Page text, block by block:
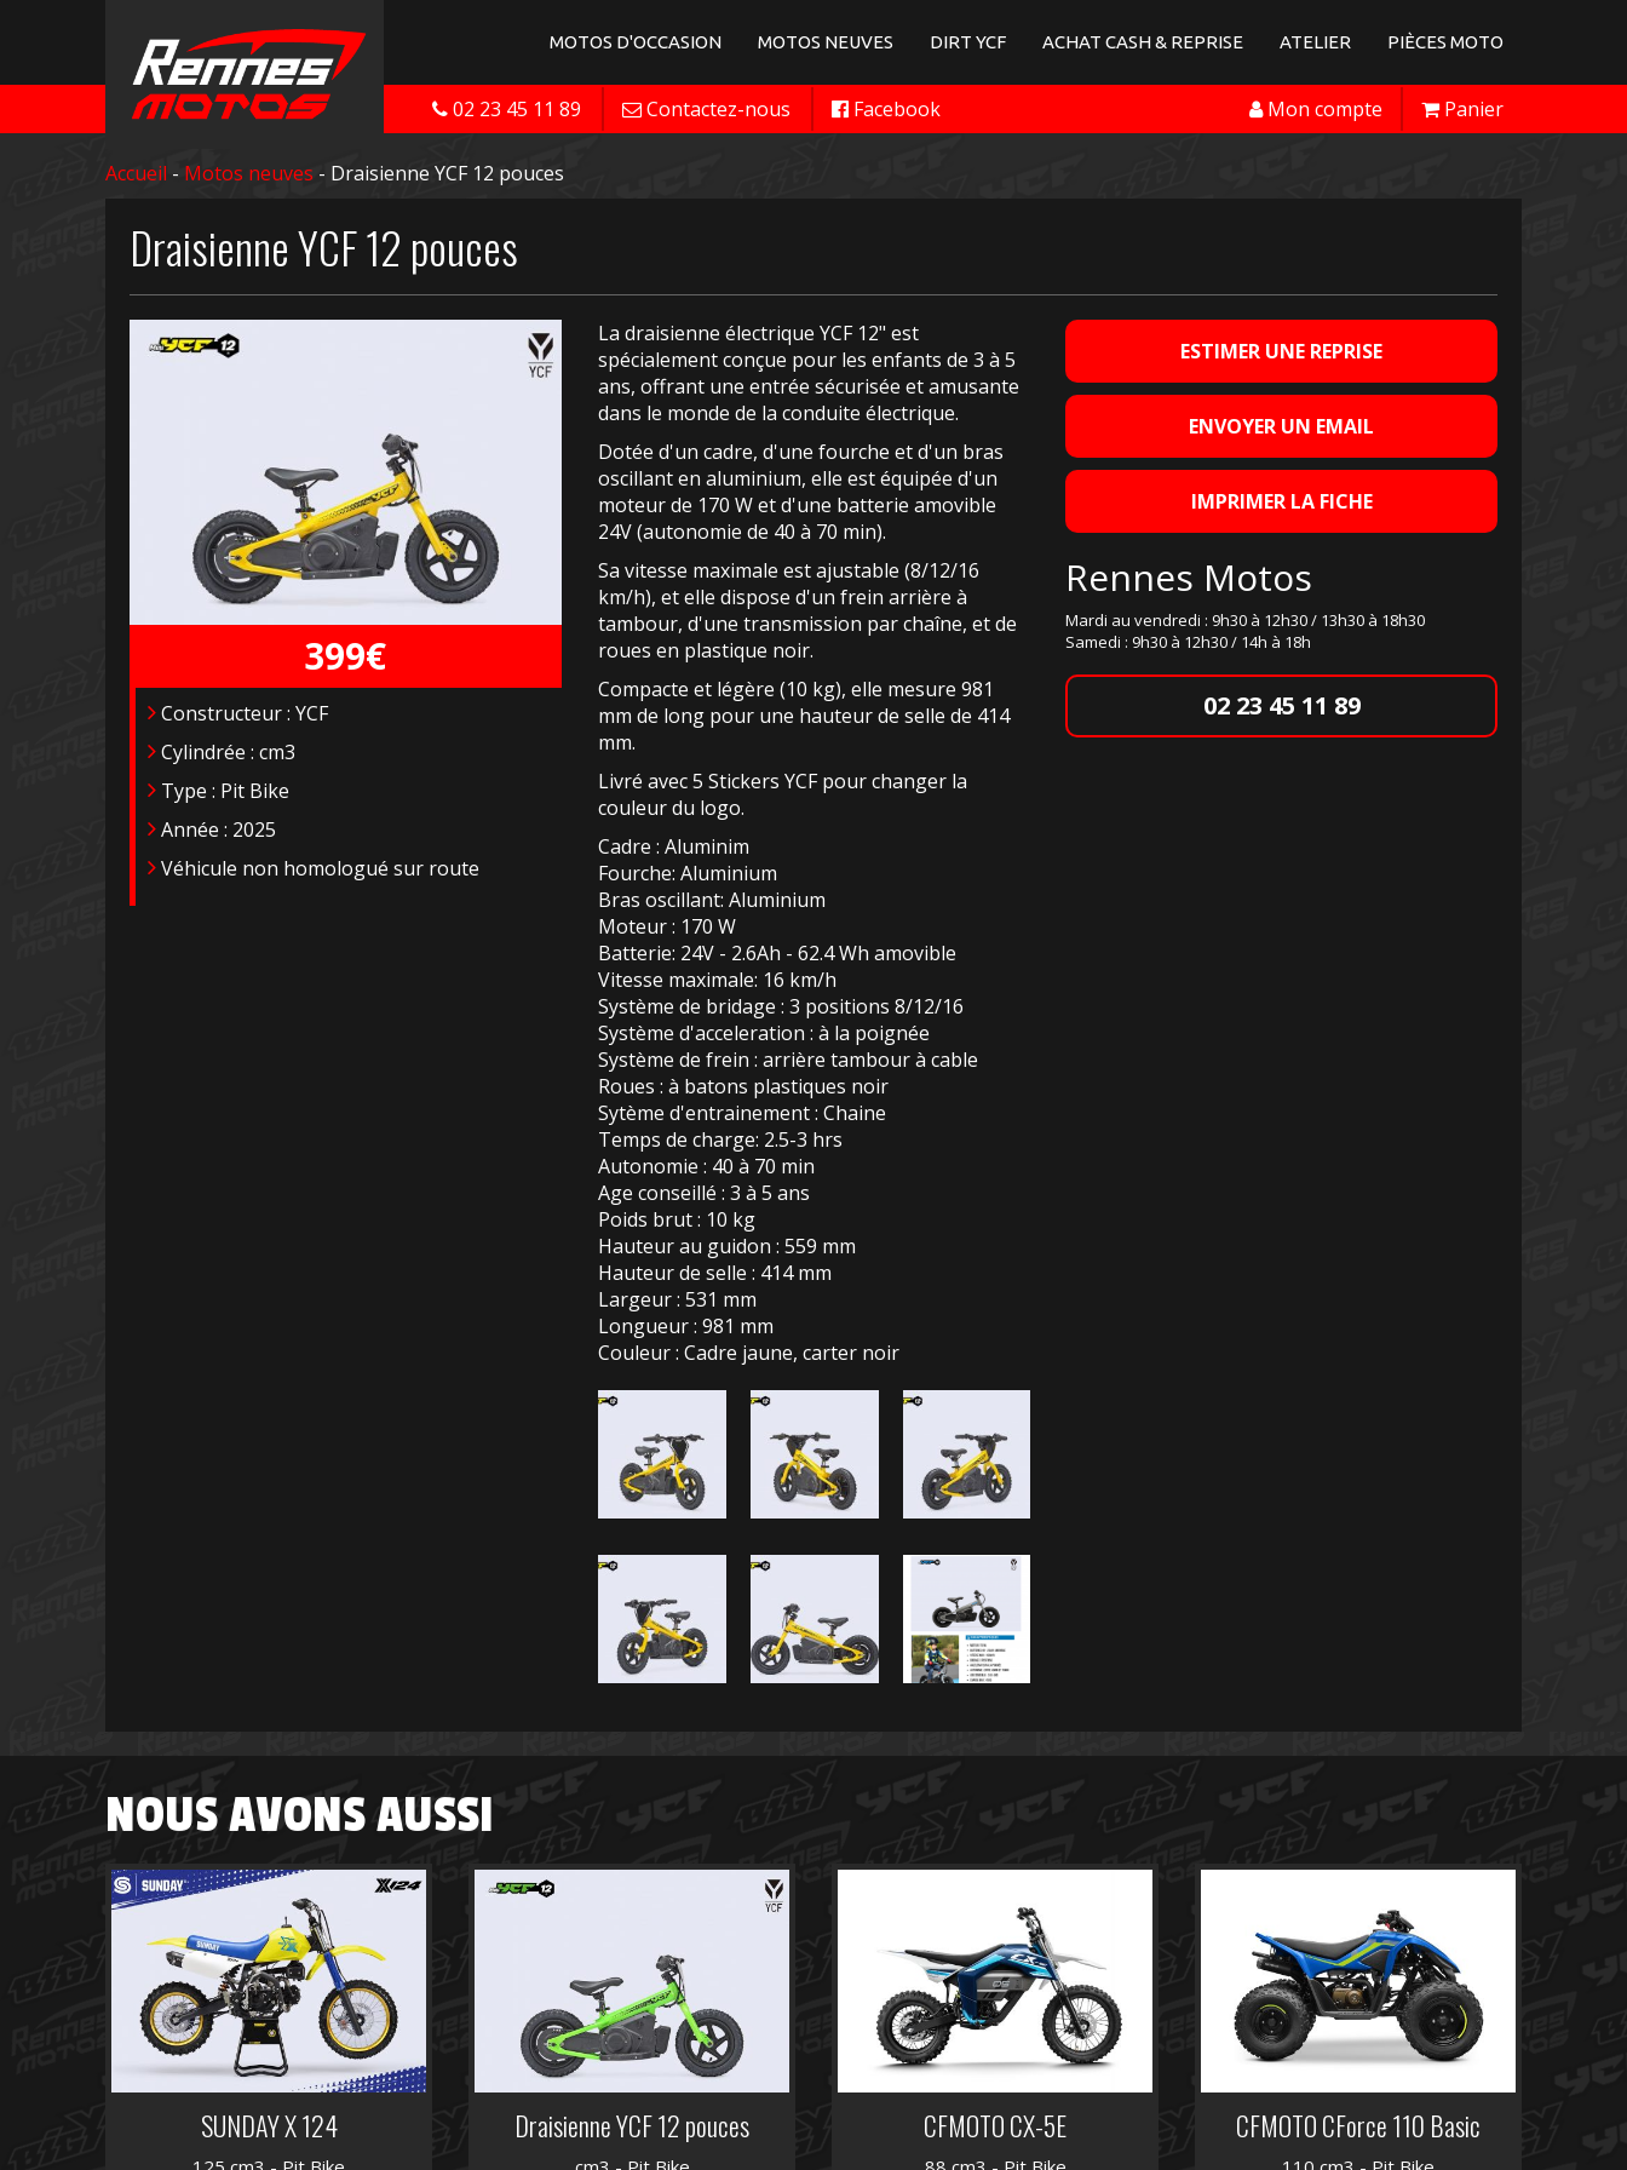
MOTOS D'OCCASION MOTOS NEUVES DIRT YCF ACHAT CASH & REPRISE ATELIER PIÈCES MOTO
02 23 45 11 89 Contactez-nous Facebook Panier
Mon compte
Accueil - Motos neuves - Draisienne YCF 12 pouces
Draisienne YCF 12 pouces
399€
Constructeur : YCF
Cylindrée : cm3
Type : Pit Bike
Année : 2025
Véhicule non homologué sur route
La draisienne électrique YCF 12" est
spécialement conçue pour les enfants de 3 à 5
ans, offrant une entrée sécurisée et amusante
dans le monde de la conduite électrique.
Dotée d'un cadre, d'une fourche et d'un bras
oscillant en aluminium, elle est équipée d'un
moteur de 170 W et d'une batterie amovible
24V (autonomie de 40 à 70 min).
Sa vitesse maximale est ajustable (8/12/16
km/h), et elle dispose d'un frein arrière à
tambour, d'une transmission par chaîne, et de
roues en plastique noir.
Compacte et légère (10 kg), elle mesure 981
mm de long pour une hauteur de selle de 414
mm.
Livré avec 5 Stickers YCF pour changer la
couleur du logo.
Cadre : Aluminim
Fourche: Aluminium
Bras oscillant: Aluminium
Moteur : 170 W
Batterie: 24V - 2.6Ah - 62.4 Wh amovible
Vitesse maximale: 16 km/h
Système de bridage : 3 positions 8/12/16
Système d'acceleration : à la poignée
Système de frein : arrière tambour à cable
Roues : à batons plastiques noir
Sytème d'entrainement : Chaine
Temps de charge: 2.5-3 hrs
Autonomie : 40 à 70 min
Age conseillé : 3 à 5 ans
Poids brut : 10 kg
Hauteur au guidon : 559 mm
Hauteur de selle : 414 mm
Largeur : 531 mm
Longueur : 981 mm
Couleur : Cadre jaune, carter noir
ESTIMER UNE REPRISE
ENVOYER UN EMAIL
IMPRIMER LA FICHE
Rennes Motos
Mardi au vendredi : 9h30 à 12h30 / 13h30 à 18h30
Samedi : 9h30 à 12h30 / 14h à 18h
02 23 45 11 89
NOUS AVONS AUSSI
SUNDAY X 124 Draisienne YCF 12 pouces CFMOTO CX-5E CFMOTO CForce 110 Basic